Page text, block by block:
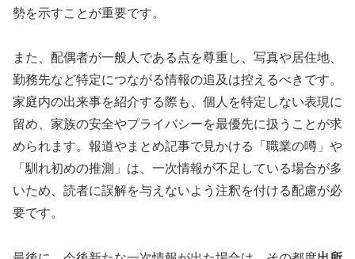
勢を示すことが重要です。
また、配偶者が一般人である点を尊重し、写真や居住地、
勤務先など特定につながる情報の追及は控えるべきです。
家庭内の出来事を紹介する際も、個人を特定しない表現に
留め、家族の安全やプライバシーを最優先に扱うことが求
められます。報道やまとめ記事で見かける「職業の噂」や
「馴れ初めの推測」は、一次情報が不足している場合が多
いため、読者に誤解を与えないよう注釈を付ける配慮が必
要です。